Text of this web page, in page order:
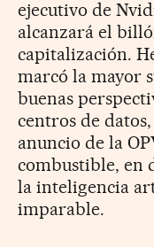
ejecutivo de
alcanzará el
capitalización.
marcó la mayor
buenas
centros de
anuncio de la
combustible, en
la inteligencia
imparable.